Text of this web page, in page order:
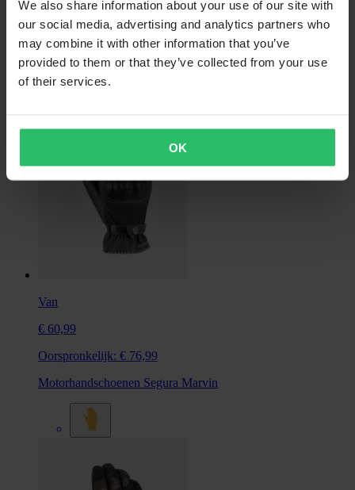
We also share information about your use of our site with
our social media, advertising and analytics partners who
may combine it with other information that you’ve
provided to them or that they’ve collected from your use
of their services.
OK
Oorspronkelijk:
€ 81,99
Motorhandschoenen Segura Swan
Van
€ 60,99
Oorspronkelijk: € 76,99
Motorhandschoenen Segura Marvin